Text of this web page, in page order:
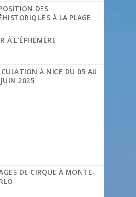
DES
À LA PLAGE
À L’ÉPHÉMÈRE
À NICE DU 05 AU
2025
DE CIRQUE À MONTE-